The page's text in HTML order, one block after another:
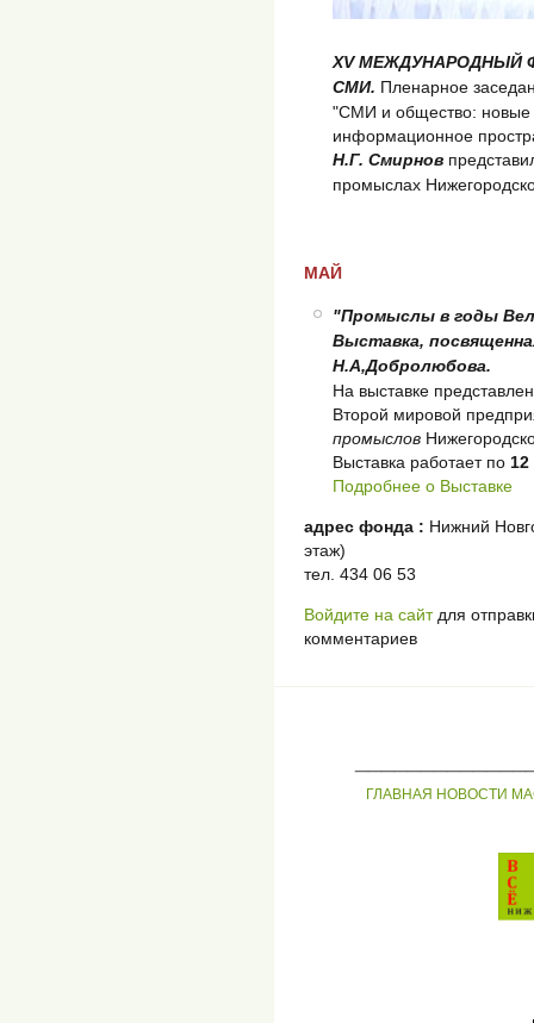
XV МЕЖДУНАРОДНЫЙ
СМИ. Пленарное
"СМИ и общество: новые
информационное
Н.Г. Смирнов
промыслах
МАЙ
"Промыслы в годы
Выставка,
Н.А,Добролюбова.
На выставке
Второй мировой
промыслов
Выставка работает по 12
Подробнее о Выставке
адрес фонда : Нижний
этаж)
тел. 434 06 53
Войдите на сайтдля
комментариев
ГЛАВНАЯ НОВОСТИ